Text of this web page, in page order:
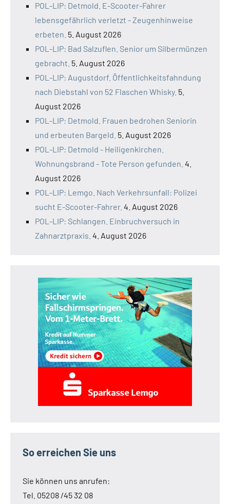
POL-LIP: Detmold. E-Scooter-Fahrer
lebensgefährlich verletzt - Zeugenhinweise
erbeten. 5. August 2026
POL-LIP: Bad Salzuflen. Senior um Silbermünzen
gebracht. 5. August 2026
POL-LIP: Augustdorf. Öffentlichkeitsfahndung
nach Diebstahl von 52 Flaschen Whisky. 5.
August 2026
POL-LIP: Detmold. Frauen bedrohen Seniorin
und erbeuten Bargeld. 5. August 2026
POL-LIP: Detmold - Heiligenkirchen.
Wohnungsbrand - Tote Person gefunden. 4.
August 2026
POL-LIP: Lemgo. Nach Verkehrsunfall: Polizei
sucht E-Scooter-Fahrer. 4. August 2026
POL-LIP: Schlangen. Einbruchversuch in
Zahnarztpraxis. 4. August 2026
So erreichen Sie uns
Sie können uns anrufen:
Tel. 05208 /45 32 08